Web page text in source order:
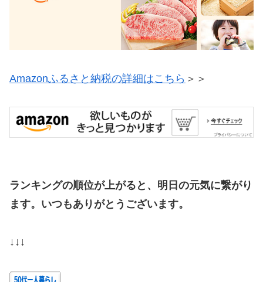
Amazonふるさと納税の詳細はこちら ＞＞
ランキングの順位が上がると、明日の元気に繋がり
ます。いつもありがとうございます。
↓↓↓